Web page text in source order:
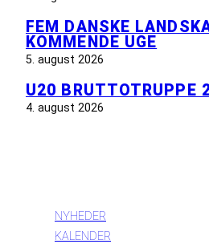
FEM DANSKE
KOMMENDE UGE
5. august 2026
U20 BRUTTOTRUPPE
4. august 2026
NYHEDER
KALENDER